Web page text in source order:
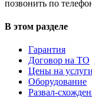
позвонить по
В этом разделе
Гарантия
Договор на ТО
Цены на услуги
Оборудование
Развал-